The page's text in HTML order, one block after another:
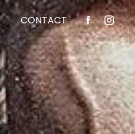
CONTACT